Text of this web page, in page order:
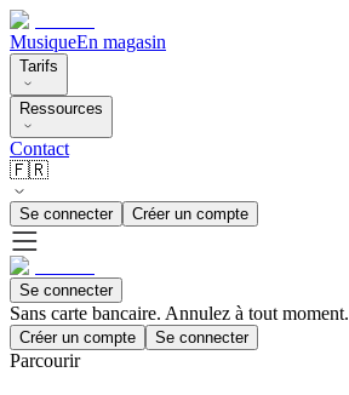
MusiqueEn magasin
Tarifs
Ressources
Contact
🇫🇷
Se connecter Créer un compte
Se connecter
Sans carte bancaire. Annulez à tout moment.
Créer un compte Se connecter
Parcourir